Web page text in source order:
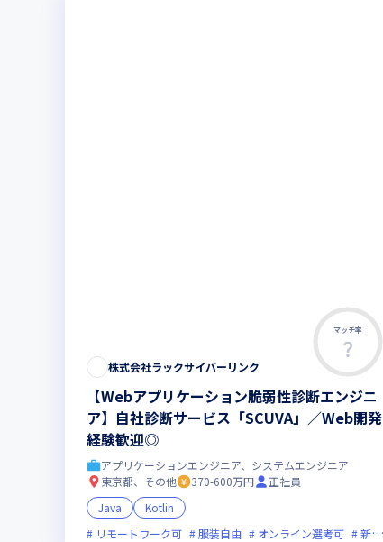
マッチ率
株式会社ラックサイバーリンク
【Webアプリケーション脆弱性診断エンジニ
ア】自社診断サービス「SCUVA」／Web開発
経験歓迎◎
アプリケーションエンジニア、システムエンジニア
東京都、その他
370-600万円
正社員
Java
Kotlin
リモートワーク可
服装自由 オンライン選考可 新技術に積極的